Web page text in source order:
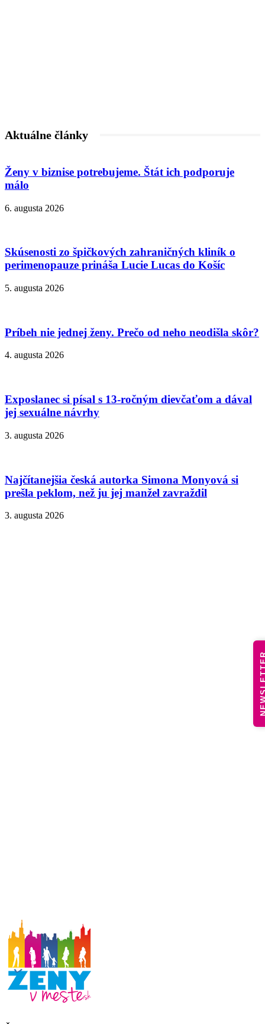
Aktuálne články
Ženy v biznise potrebujeme. Štát ich podporuje
málo
6. augusta 2026
Skúsenosti zo špičkových zahraničných kliník o
perimenopauze prináša Lucie Lucas do Košíc
5. augusta 2026
Príbeh nie jednej ženy. Prečo od neho neodišla skôr?
4. augusta 2026
Exposlanec si písal s 13-ročným dievčaťom a dával
jej sexuálne návrhy
3. augusta 2026
Najčítanejšia česká autorka Simona Monyová si
prešla peklom, než ju jej manžel zavraždil
3. augusta 2026